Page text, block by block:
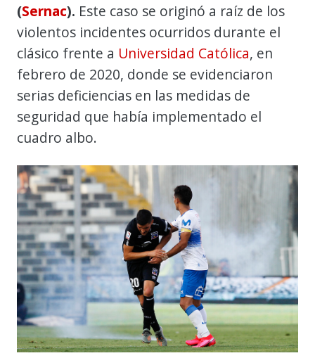
(Sernac). Este caso se originó a raíz de los
violentos incidentes ocurridos durante el
clásico frente a Universidad Católica, en
febrero de 2020, donde se evidenciaron
serias deficiencias en las medidas de
seguridad que había implementado el
cuadro albo.